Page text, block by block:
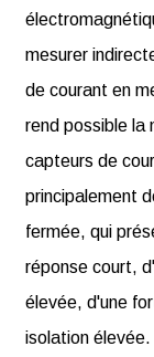
mesurer
de courant en
rend possible la
capteurs de
principalement
fermée, qui
réponse court,
élevée, d'une
isolation